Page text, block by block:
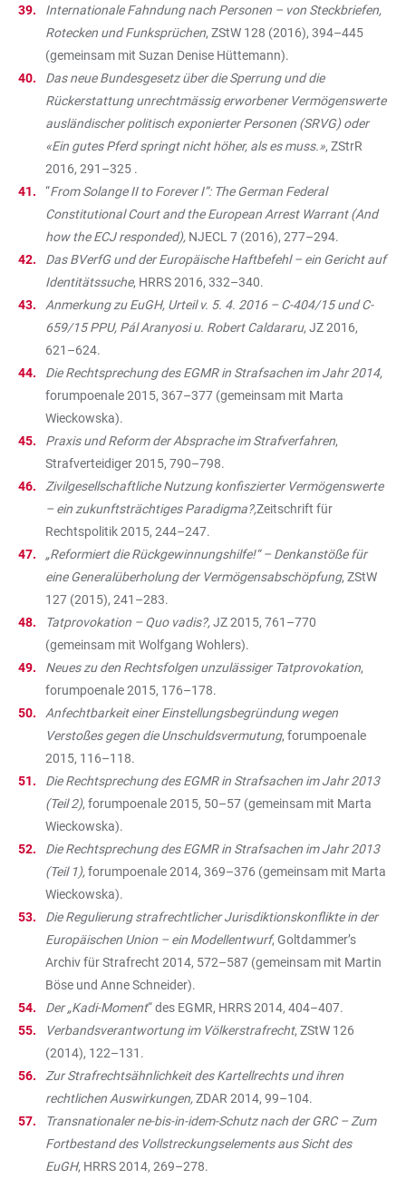
Internationale Fahndung nach Personen – von Steckbriefen,
Rotecken und Funksprüchen, ZStW 128 (2016), 394–445
(gemeinsam mit Suzan Denise Hüttemann).
Das neue Bundesgesetz über die Sperrung und die
Rückerstattung unrechtmässig erworbener Vermögenswerte
ausländischer politisch exponierter Personen (SRVG) oder
«Ein gutes Pferd springt nicht höher, als es muss.», ZStrR
2016, 291–325 .
“From Solange II to Forever I”: The German Federal
Constitutional Court and the European Arrest Warrant (And
how the ECJ responded), NJECL 7 (2016), 277–294.
Das BVerfG und der Europäische Haftbefehl – ein Gericht auf
Identitätssuche, HRRS 2016, 332–340.
Anmerkung zu EuGH, Urteil v. 5. 4. 2016 – C-404/15 und C-
659/15 PPU, Pál Aranyosi u. Robert Caldararu, JZ 2016,
621–624.
Die Rechtsprechung des EGMR in Strafsachen im Jahr 2014,
forumpoenale 2015, 367–377 (gemeinsam mit Marta
Wieckowska).
Praxis und Reform der Absprache im Strafverfahren,
Strafverteidiger 2015, 790–798.
Zivilgesellschaftliche Nutzung konfiszierter Vermögenswerte
– ein zukunftsträchtiges Paradigma?,Zeitschrift für
Rechtspolitik 2015, 244–247.
„Reformiert die Rückgewinnungshilfe!“ – Denkanstöße für
eine Generalüberholung der Vermögensabschöpfung, ZStW
127 (2015), 241–283.
Tatprovokation – Quo vadis?,JZ 2015, 761–770
(gemeinsam mit Wolfgang Wohlers).
Neues zu den Rechtsfolgen unzulässiger Tatprovokation,
forumpoenale 2015, 176–178.
Anfechtbarkeit einer Einstellungsbegründung wegen
Verstoßes gegen die Unschuldsvermutung, forumpoenale
2015, 116–118.
Die Rechtsprechung des EGMR in Strafsachen im Jahr 2013
(Teil 2), forumpoenale 2015, 50–57 (gemeinsam mit Marta
Wieckowska).
Die Rechtsprechung des EGMR in Strafsachen im Jahr 2013
(Teil 1),forumpoenale 2014, 369–376 (gemeinsam mit Marta
Wieckowska).
Die Regulierung strafrechtlicher Jurisdiktionskonflikte in der
Europäischen Union – ein Modellentwurf, Goltdammer’s
Archiv für Strafrecht 2014, 572–587 (gemeinsam mit Martin
Böse und Anne Schneider).
Der „Kadi-Moment“ des EGMR, HRRS 2014, 404–407.
Verbandsverantwortung im Völkerstrafrecht, ZStW 126
(2014), 122–131.
Zur Strafrechtsähnlichkeit des Kartellrechts und ihren
rechtlichen Auswirkungen,ZDAR 2014, 99–104.
Transnationaler ne-bis-in-idem-Schutz nach der GRC – Zum
Fortbestand des Vollstreckungselements aus Sicht des
EuGH, HRRS 2014, 269–278.